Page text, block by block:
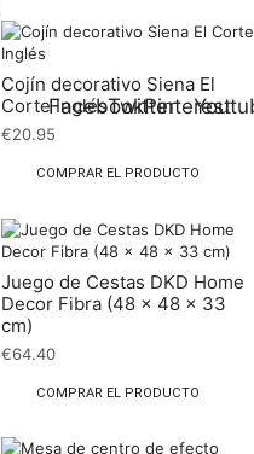
FacebookTwitterPinterest
Cojín decorativo Siena El
Corte Inglés
€20.95
COMPRAR EL PRODUCTO
Juego de Cestas DKD Home
Decor Fibra (48 x 48 x 33
cm)
€64.40
COMPRAR EL PRODUCTO